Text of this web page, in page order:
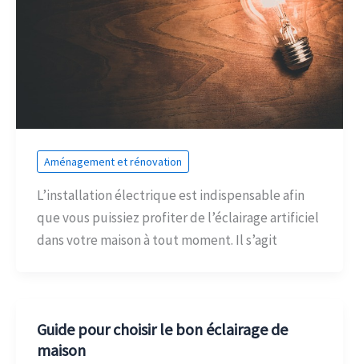
Aménagement et rénovation
L’installation électrique est indispensable afin
que vous puissiez profiter de l’éclairage artificiel
dans votre maison à tout moment. Il s’agit
Guide pour choisir le bon éclairage de
maison